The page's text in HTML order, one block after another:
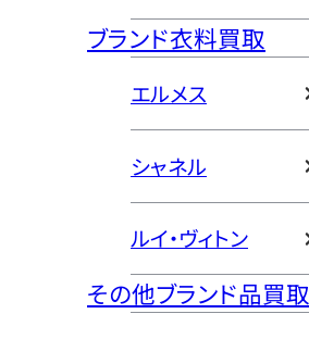
ブランド衣料買取
エルメス
シャネル
ルイ・ヴィトン
その他ブランド品買取